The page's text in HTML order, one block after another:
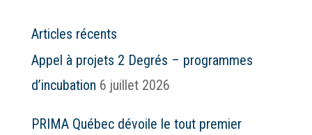
Articles récents
Appel à projets 2 Degrés – programmes
d’incubation 6 juillet 2026
PRIMA Québec dévoile le tout premier